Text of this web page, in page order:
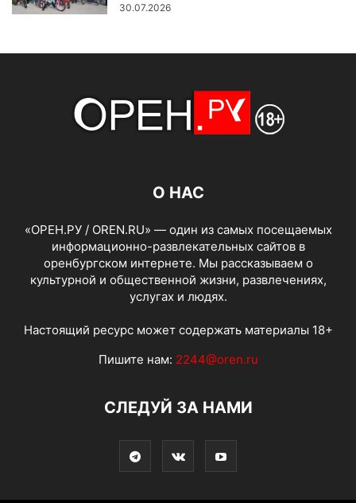
30.07.2026
О НАС
«ОРЕН.РУ / OREN.RU» — один из самых посещаемых
информационно-развлекательных сайтов в
оренбургском интернете. Мы рассказываем о
культурной и общественной жизни, развлечениях,
услугах и людях.
Настоящий ресурс может содержать материалы 18+
Пишите нам: 2244@oren.ru
СЛЕДУЙ ЗА НАМИ